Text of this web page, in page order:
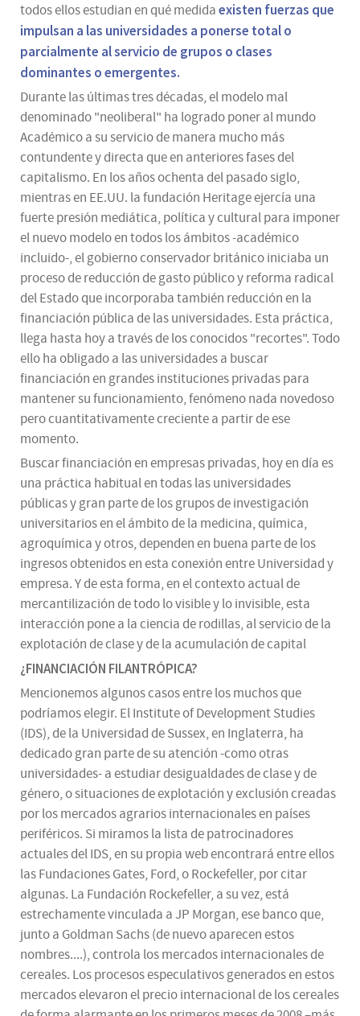
todos ellos estudian en qué medidaexisten fuerzas que
impulsan a las universidades a ponerse total o
parcialmente al servicio de grupos o clases
dominantes o emergentes.
Durante las últimas tres décadas, el modelo mal
denominado "neoliberal" ha logrado poner al mundo
Académico a su servicio de manera mucho más
contundente y directa que en anteriores fases del
capitalismo. En los años ochenta del pasado siglo,
mientras en EE.UU. la fundación Heritage ejercía una
fuerte presión mediática, política y cultural para imponer
el nuevo modelo en todos los ámbitos -académico
incluido-, el gobierno conservador británico iniciaba un
proceso de reducción de gasto público y reforma radical
del Estado que incorporaba también reducción en la
financiación pública de las universidades. Esta práctica,
llega hasta hoy a través de los conocidos "recortes". Todo
ello ha obligado a las universidades a buscar
financiación en grandes instituciones privadas para
mantener su funcionamiento, fenómeno nada novedoso
pero cuantitativamente creciente a partir de ese
momento.
Buscar financiación en empresas privadas, hoy en día es
una práctica habitual en todas las universidades
públicas y gran parte de los grupos de investigación
universitarios en el ámbito de la medicina, química,
agroquímica y otros, dependen en buena parte de los
ingresos obtenidos en esta conexión entre Universidad y
empresa. Y de esta forma, en el contexto actual de
mercantilización de todo lo visible y lo invisible, esta
interacción pone a la ciencia de rodillas, al servicio de la
explotación de clase y de la acumulación de capital
¿FINANCIACIÓN FILANTRÓPICA?
Mencionemos algunos casos entre los muchos que
podríamos elegir. El Institute of Development Studies
(IDS), de la Universidad de Sussex, en Inglaterra, ha
dedicado gran parte de su atención -como otras
universidades- a estudiar desigualdades de clase y de
género, o situaciones de explotación y exclusión creadas
por los mercados agrarios internacionales en países
periféricos. Si miramos la lista de patrocinadores
actuales del IDS, en su propia web encontrará entre ellos
las Fundaciones Gates, Ford, o Rockefeller, por citar
algunas. La Fundación Rockefeller, a su vez, está
estrechamente vinculada a JP Morgan, ese banco que,
junto a Goldman Sachs (de nuevo aparecen estos
nombres....), controla los mercados internacionales de
cereales. Los procesos especulativos generados en estos
mercados elevaron el precio internacional de los cereales